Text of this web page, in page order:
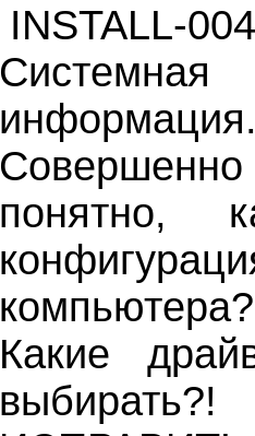
INSTALL-
Системная
понятно,
компьютера?
Какие
выбирать?!